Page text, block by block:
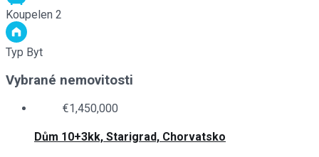
Koupelen 2
Typ Byt
Vybrané nemovitosti
€1,450,000
Dům 10+3kk, Starigrad, Chorvatsko